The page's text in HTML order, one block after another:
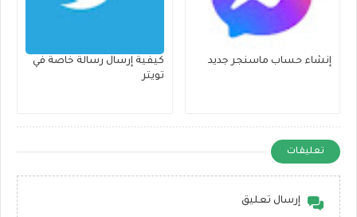
إنشاء حساب ماسنجر جديد
كيفية إرسال رسالة خاصة في
تويتر
تعليقات
إرسال تعليق